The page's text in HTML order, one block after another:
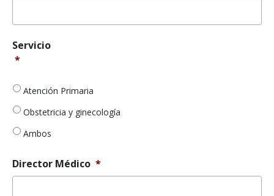
Servicio
Servicio
*
Atención Primaria
Obstetricia y ginecología
Ambos
Director Médico *